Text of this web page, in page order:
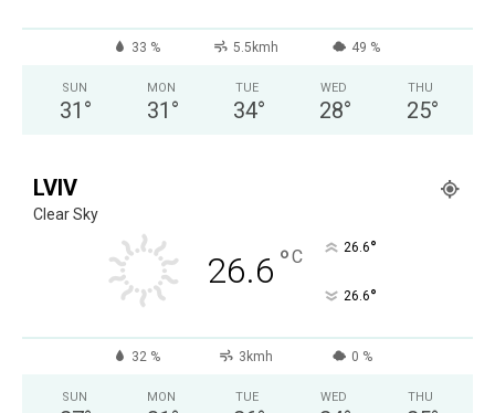
33 % 5.5kmh 49 %
SUN
31 °
MON
31 °
TUE
34°
WED
28°
THU
25°
LVIV
Clear Sky
26.6 °C 26.6°
26.6°
32 % 3kmh 0 %
SUN MON TUE WED THU